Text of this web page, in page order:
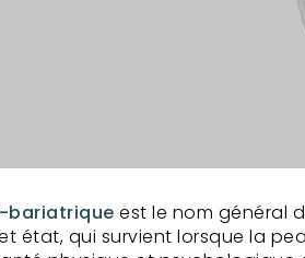
bariatrique est le nom général
état, qui survient lorsque la